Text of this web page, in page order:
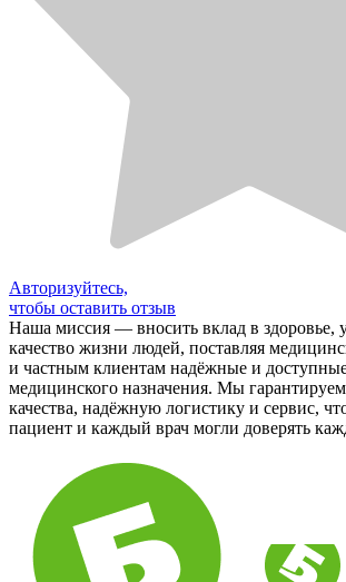
Авторизуйтесь,
чтобы оставить отзыв
Наша миссия — вносить вклад в здоровье,
качество жизни людей, поставляя
и частным клиентам надёжные и
медицинского назначения. Мы
качества, надёжную логистику и сервис,
пациент и каждый врач могли доверять